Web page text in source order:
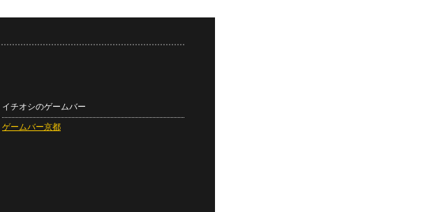
イチオシのゲームバー
ゲームバー京都